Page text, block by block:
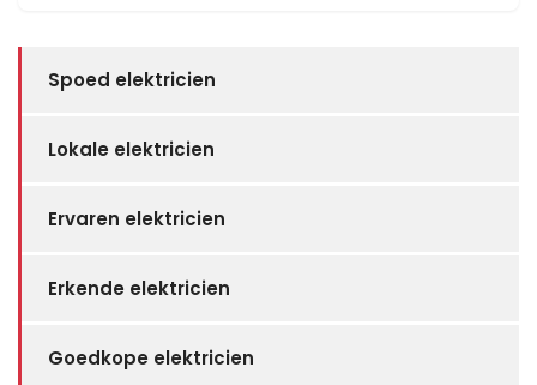
Spoed elektricien
Lokale elektricien
Ervaren elektricien
Erkende elektricien
Goedkope elektricien